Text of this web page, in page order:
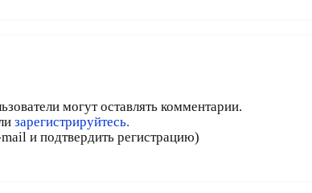
могут оставлять комментарии.
зарегистрируйтесь.
и подтвердить регистрацию)